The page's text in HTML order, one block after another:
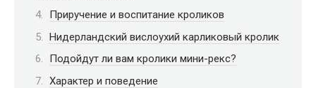
Приручение и воспитание кроликов
Нидерландский вислоухий карликовый кролик
Подойдут ли вам кролики мини-рекс?
Характер и поведение